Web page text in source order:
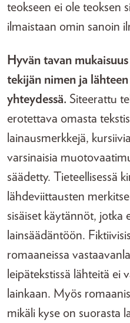
teokseen ei ole teoksen
ilmaistaan omin sanoin
Hyvän tavan
tekijän nimen ja
yhteydessä. Siteerattu
erotettava omasta
lainausmerkkejä,
varsinaisia
säädetty. Tieteellisessä
lähdeviittausten
sisäiset käytännöt, jotka
lainsäädäntöön.
romaaneissa
leipätekstissä lähteitä ei
lainkaan. Myös
mikäli kyse on suorasta